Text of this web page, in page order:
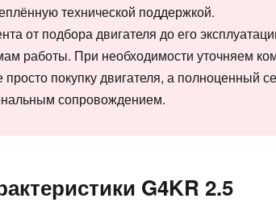
технической поддержкой.
от подбора двигателя до его
работы. При необходимости уточняем
просто покупку двигателя, а полноценный
сопровождением.
G4KR 2.5